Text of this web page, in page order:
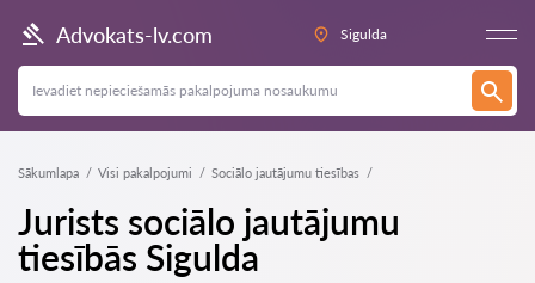
Advokats-lv.com Sigulda
Sākumlapa Visi pakalpojumi Sociālo jautājumu tiesības
Jurists sociālo jautājumu
tiesībās Sigulda